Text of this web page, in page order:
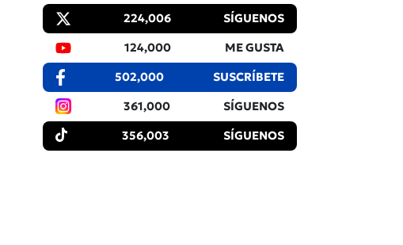
224,006 SÍGUENOS
124,000 ME GUSTA
502,000 SUSCRÍBETE
361,000 SÍGUENOS
356,003 SÍGUENOS